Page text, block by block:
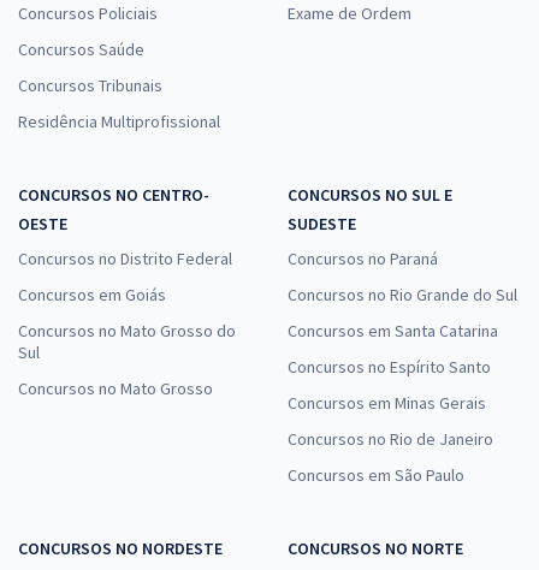
Concursos Policiais
Concursos Saúde
Concursos Tribunais
Residência Multiprofissional
Exame de Ordem
CONCURSOS NO CENTRO-
OESTE
Concursos no Distrito Federal
Concursos em Goiás
Concursos no Mato Grosso do
Sul
Concursos no Mato Grosso
CONCURSOS NO SUL E
SUDESTE
Concursos no Paraná
Concursos no Rio Grande do Sul
Concursos em Santa Catarina
Concursos no Espírito Santo
Concursos em Minas Gerais
Concursos no Rio de Janeiro
Concursos em São Paulo
CONCURSOS NO NORDESTE
CONCURSOS NO NORTE